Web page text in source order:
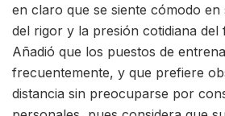
en claro que se siente cómodo en
del rigor y la presión cotidiana
Añadió que los puestos de
frecuentemente, y que prefiere
distancia sin preocuparse por